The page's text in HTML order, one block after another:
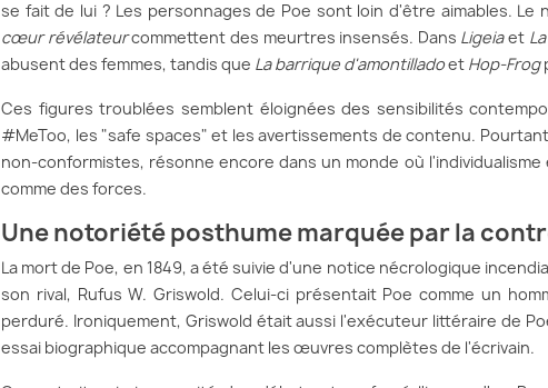
se fait de lui ? Les personnages de Poe sont loin d'être aimables. Le
cœur révélateurcommettent des meurtres insensés. Dans Ligeiaet
abusent des femmes, tandis que La barrique d'amontilladoet Hop-Frog
Ces figures troublées semblent éloignées des sensibilités
#MeToo, les "safe spaces" et les avertissements de contenu.
non-conformistes, résonne encore dans un monde où
comme des forces.
Une notoriété posthume marquée par la
La mort de Poe, en 1849, a été suivie d'une notice nécrologique
son rival, Rufus W. Griswold. Celui-ci présentait Poe comme un
perduré. Ironiquement, Griswold était aussi l'exécuteur littéraire de
essai biographique accompagnant les œuvres complètes de l'écrivain.